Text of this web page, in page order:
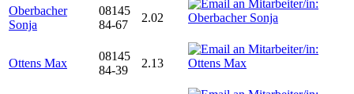
Oberbacher
Sonja
08145
84-67
2.02
Ottens Max
08145
84-39
2.13